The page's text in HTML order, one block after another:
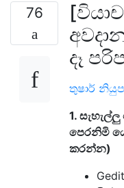
76
දෑ
තුෂාර්
1.
පෙරනිමි
කරන්න)